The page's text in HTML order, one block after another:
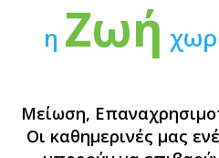
η Ζωή
Mείωση,
Οι καθημερινές μας